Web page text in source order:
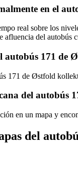
en el
real sobre los
afluencia del autobús
autobús 171
171 de Østfold
del
en un mapa y
del